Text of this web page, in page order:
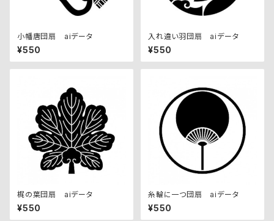
小幡唐団扇 aiデータ
¥550
入れ違い羽団扇 aiデータ
¥550
梶の葉団扇 aiデータ
¥550
糸輪に一つ団扇 aiデータ
¥550